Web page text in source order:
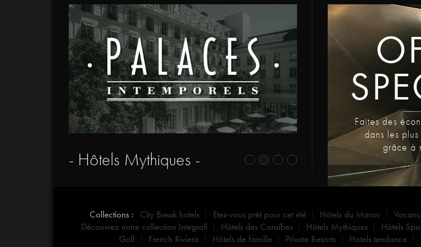
- Hôtels Mythiques -
Faites des
dans les
grâce à
Collections : City Break hotels Etes-vous prêt pour cet été Hôtels du Maroc
Découvrez notre collection Integrall
Hôtels des Caraïbes Hôtels Mythiques Hôtels
Golf
French Riviera Hôtels de famille Private Resorts Hotels tendance